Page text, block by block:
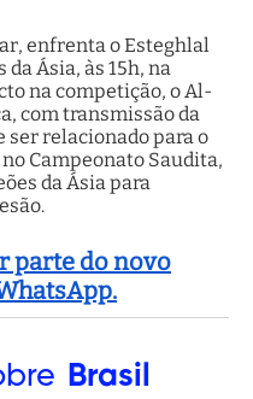
enfrenta o Esteghlal
Ásia, às 15h, na
na competição, o Al-
com transmissão da
ser relacionado para o
Campeonato Saudita,
da Ásia para
parte do novo
Brasil